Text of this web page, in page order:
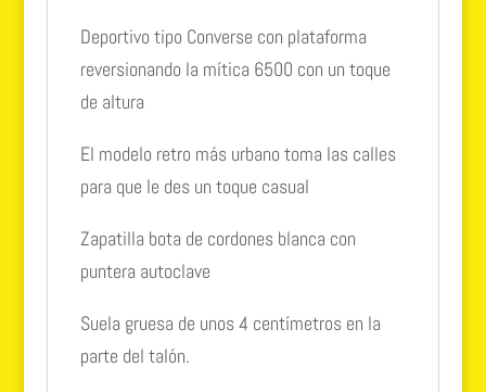
Deportivo tipo Converse con plataforma
reversionando la mítica 6500 con un toque
de altura
El modelo retro más urbano toma las calles
para que le des un toque casual
Zapatilla bota de cordones blanca con
puntera autoclave
Suela gruesa de unos 4 centímetros en la
parte del talón.